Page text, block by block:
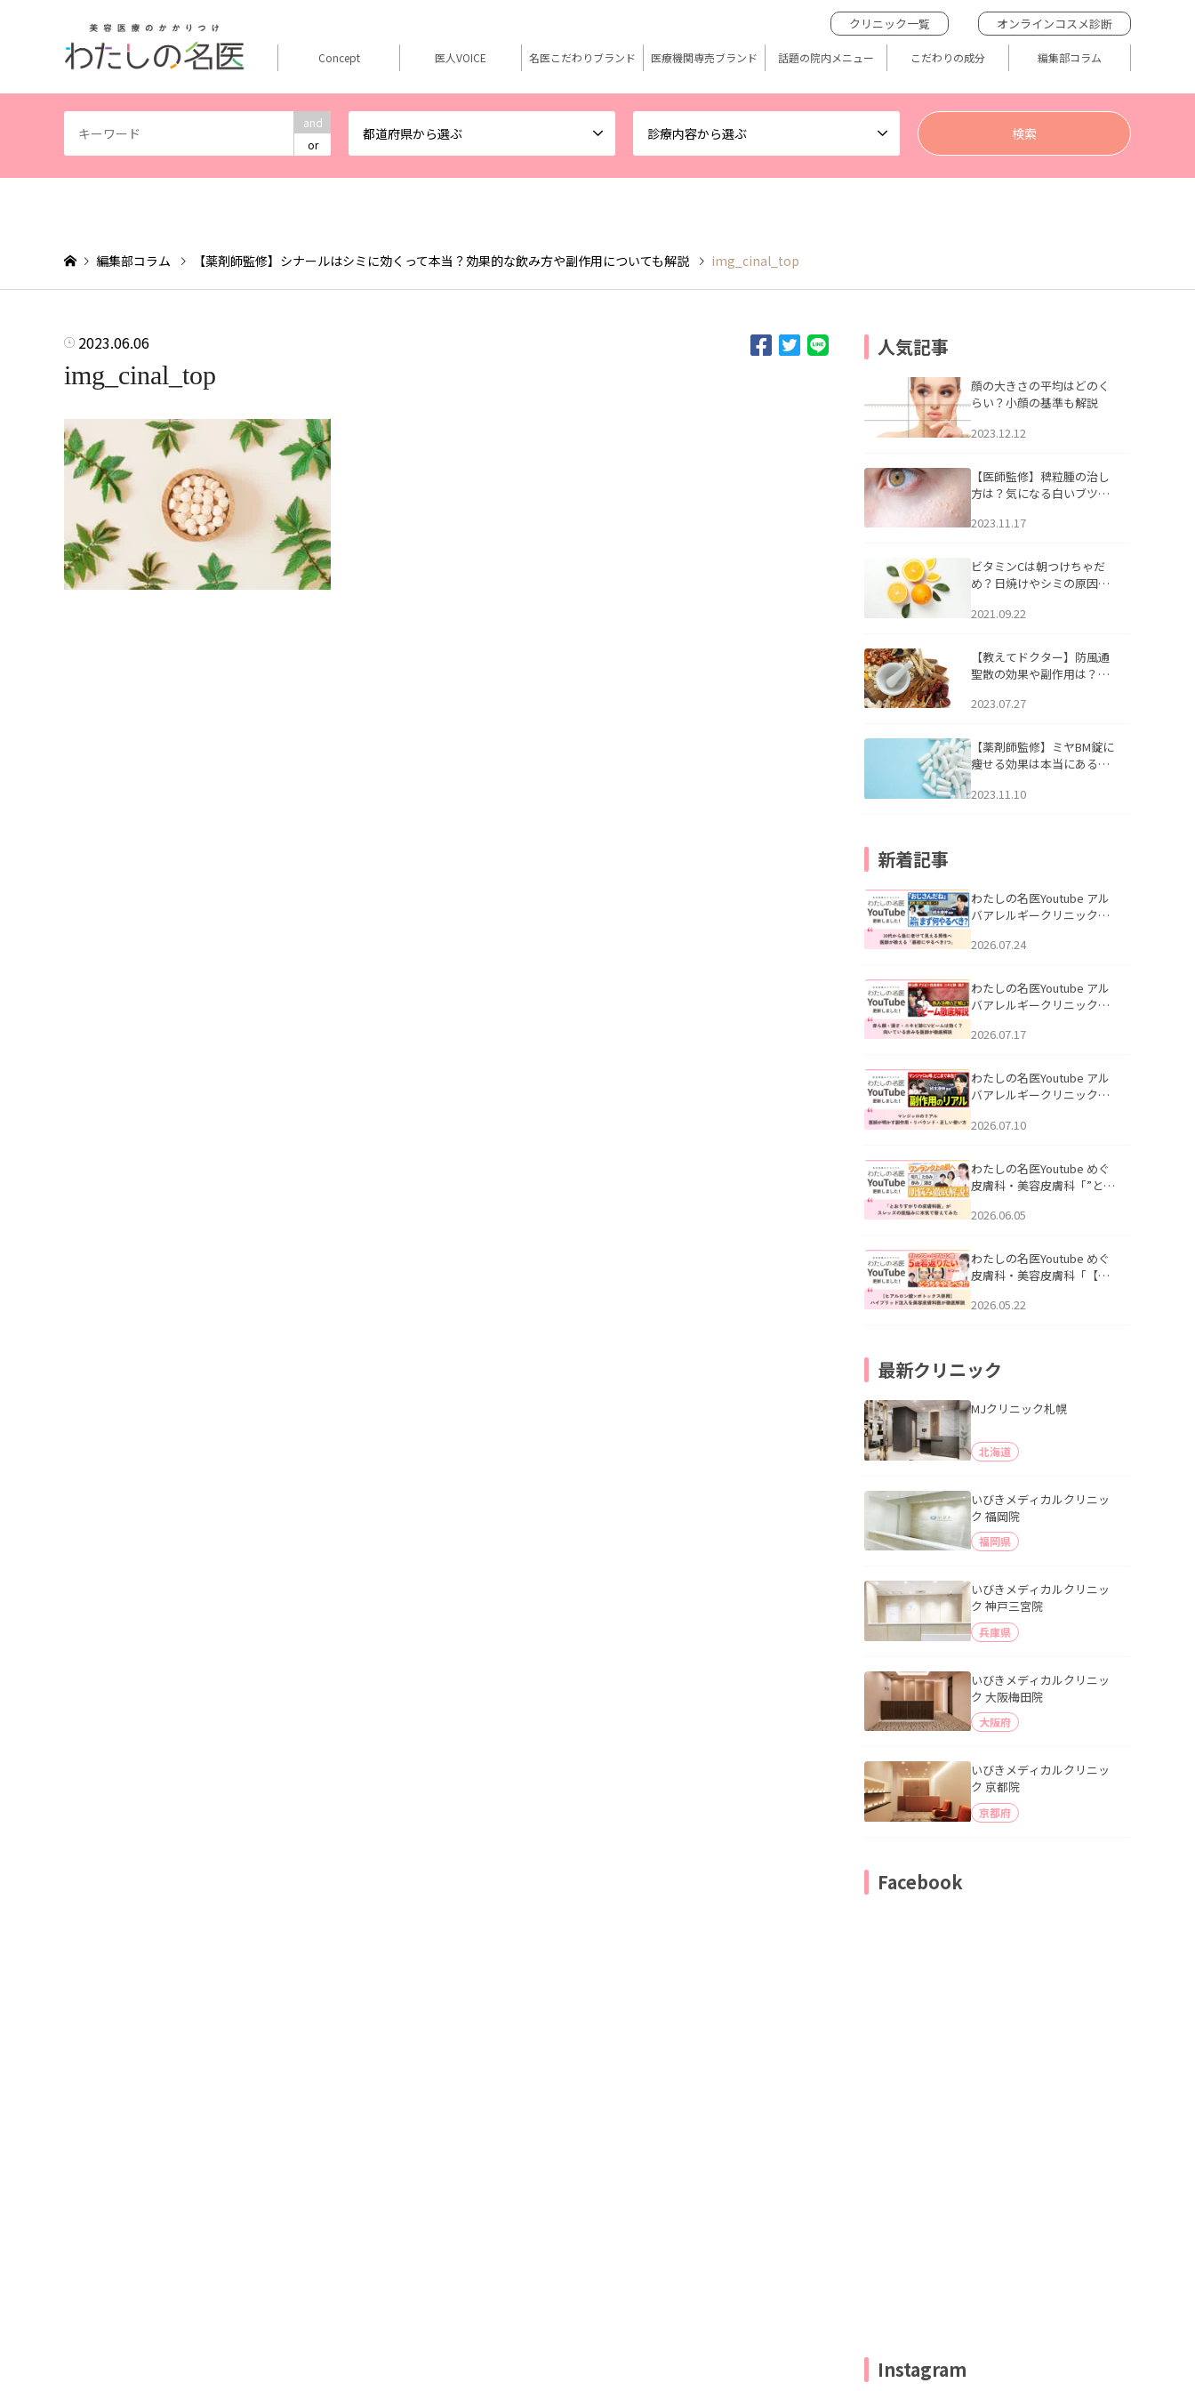
and
or
都道府県から選ぶ 診療内容から選ぶ
クリニック一覧 オンラインコスメ診断
Concept 医人VOICE 名医こだわりブランド 医療機関専売ブランド 話題の院内メニュー こだわりの成分 編集部コラム
編集部コラム 【薬剤師監修】シナールはシミに効くって本当？効果的な飲み方や副作用についても解説 img_cinal_top
2023.06.06
img_cinal_top
人気記事
顔の大きさの平均はどのく
らい？小顔の基準も解説
2023.12.12
【医師監修】稗粒腫の治し
方は？気になる白いブツブ
アについて
2023.11.17
ビタミンCは朝つけちゃだ
め？日焼けやシミの原因に
2021.09.22
【教えてドクター】防風通
聖散の効果や副作用は？長
2023.07.27
【薬剤師監修】ミヤBM錠に
痩せる効果は本当にある
2023.11.10
新着記事
わたしの名医Youtube アル
バアレルギークリニック札
える男性へ｜医師が教える
公開いたしました。
2026.07.24
わたしの名医Youtube アル
バアレルギークリニック札
跡にVビームは効く？向いて
説」を公開いたしました。
2026.07.17
わたしの名医Youtube アル
バアレルギークリニック札
医師が明かす副作用・リバ
公開いたしました。
2026.07.10
わたしの名医Youtube めぐ
皮膚科・美容皮膚科「”とお
ッズの肌悩みに本気で答え
た。
2026.06.05
わたしの名医Youtube めぐ
皮膚科・美容皮膚科「【ヒ
用】ハイブリッド注入を美
2026.05.22
最新クリニック
MJクリニック札幌
北海道
いびきメディカルクリニッ
ク 福岡院
福岡県
いびきメディカルクリニッ
ク 神戸三宮院
兵庫県
いびきメディカルクリニッ
ク 大阪梅田院
大阪府
いびきメディカルクリニッ
ク 京都院
京都府
Facebook
Instagram